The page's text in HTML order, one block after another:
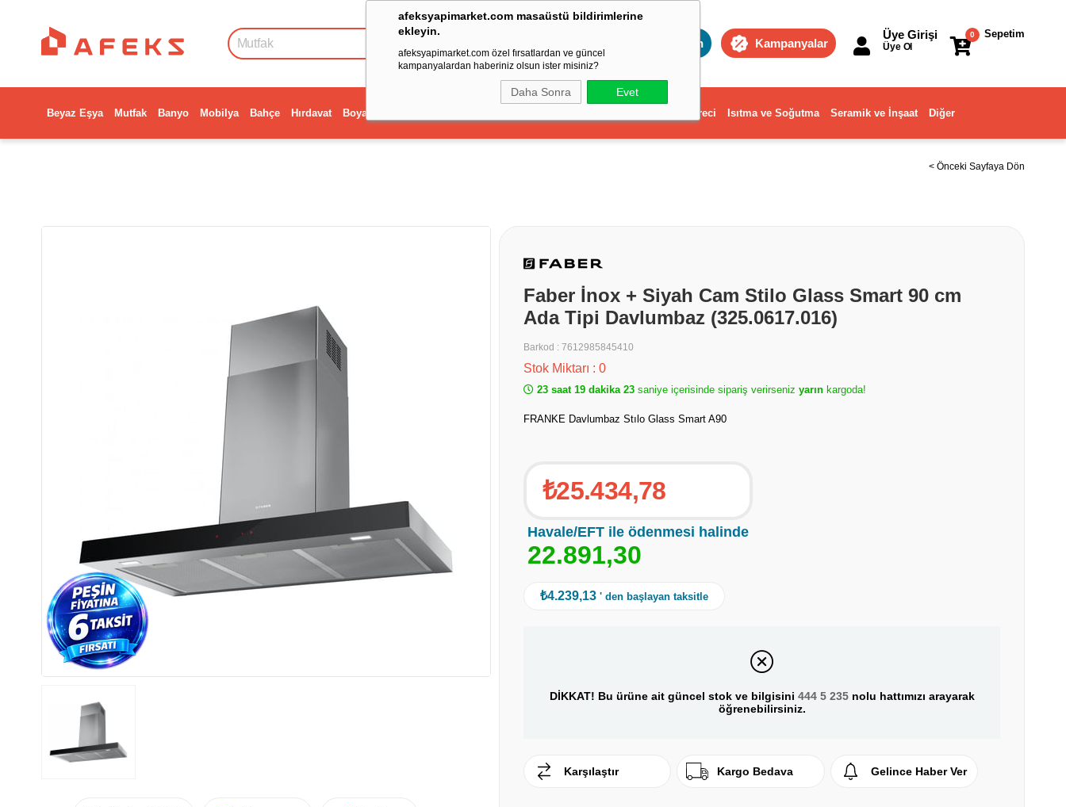
afeksyapimarket.com masaüstü bildirimlerine
ekleyin.
afeksyapimarket.com özel fırsatlardan ve güncel
kampanyalardan haberiniz olsun ister misiniz?
Daha Sonra Evet
Toptan Kampanyalar
Sepetim
0
Üye Girişi
Üye Ol
Beyaz Eşya Mutfak Banyo Mobilya Bahçe Hırdavat Boya Dekorasyon ve Ev Gereci Isıtma ve Soğutma Seramik ve İnşaat Diğer
< Önceki Sayfaya Dön
Faber İnox + Siyah Cam Stilo Glass Smart 90 cm
Ada Tipi Davlumbaz (325.0617.016)
Barkod : 7612985845410
Stok Miktarı : 0
23 saat 19 dakika 22 saniye içerisinde sipariş verirseniz yarın kargoda!
FRANKE Davlumbaz Stılo Glass Smart A90
₺25.434,78
Havale/EFT ile ödenmesi halinde
22.891,30
₺4.239,13 ' den başlayan taksitle
DİKKAT! Bu ürüne ait güncel stok ve bilgisini 444 5 235nolu hattımızı arayarak
öğrenebilirsiniz.
Karşılaştır Kargo Bedava Gelince Haber Ver